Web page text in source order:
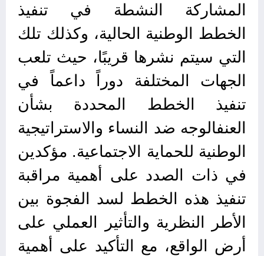
المشاركة النشطة في تنفيذ
الخطط الوطنية الحالية، وكذلك تلك
التي سيتم نشرها قريبًا، حيث تلعب
الجهات المختلفة دوراً داعماً في
تنفيذ الخطط المحددة بشأن
العنفالوجه ضد النساء والاستراتيجية
الوطنية للحماية الاجتماعية. مؤكدين
في ذات الصدد على أهمية مراقبة
تنفيذ هذه الخطط لسد الفجوة بين
الأطر النظرية والتأثير العملي على
أرض الواقع، مع التأكيد على أهمية